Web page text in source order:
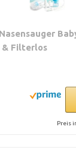
Filterlos
Preis